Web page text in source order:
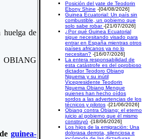
huelga de
guinea-
Posición del yate de Teodorin
Ebony Shine -[04/08/2026]
Guinea Ecuatorial: Un país sin
combustible, un gobierno que
solo sabe robar-[21/07/2026]
¿Por qué Guinea Ecuatorial
sigue necesitando visado para
entrar en España mientras otros
países africanos ya no lo
necesitan? -[16/07/2026]
La entera responsabilidad de
esta catástrofe es del oprobioso
dictador Teodoro Obiang
Nguema y su inútil
Vicepresidente Teodorin
Nguema Obiang Mengue
quienes han hecho oídos
sordos a las advertencias de los
técnicos y pilotos -[21/06/2026]
Obiang contra Obiang: el eterno
juicio al gobierno que él mismo
construyó -[18/06/2026]
Los hijos de la emigración: Una
dolorasa derrota, silenciosa e